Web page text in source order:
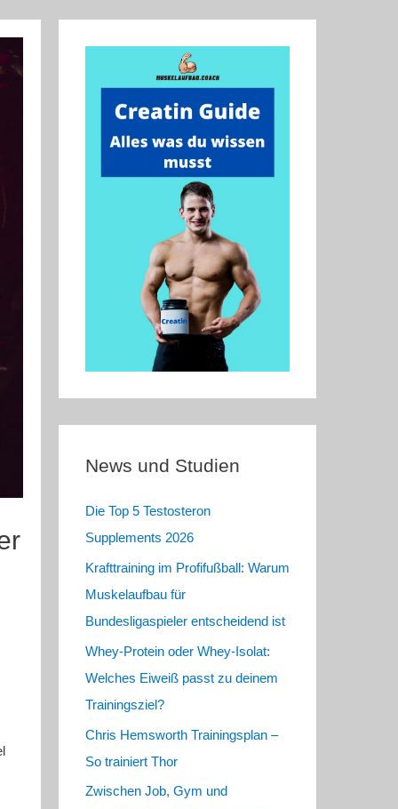
News und Studien
Die Top 5 Testosteron
Supplements 2026
Krafttraining im Profifußball: Warum
Muskelaufbau für
Bundesligaspieler entscheidend ist
Whey-Protein oder Whey-Isolat:
Welches Eiweiß passt zu deinem
Trainingsziel?
Chris Hemsworth Trainingsplan –
So trainiert Thor
Zwischen Job, Gym und